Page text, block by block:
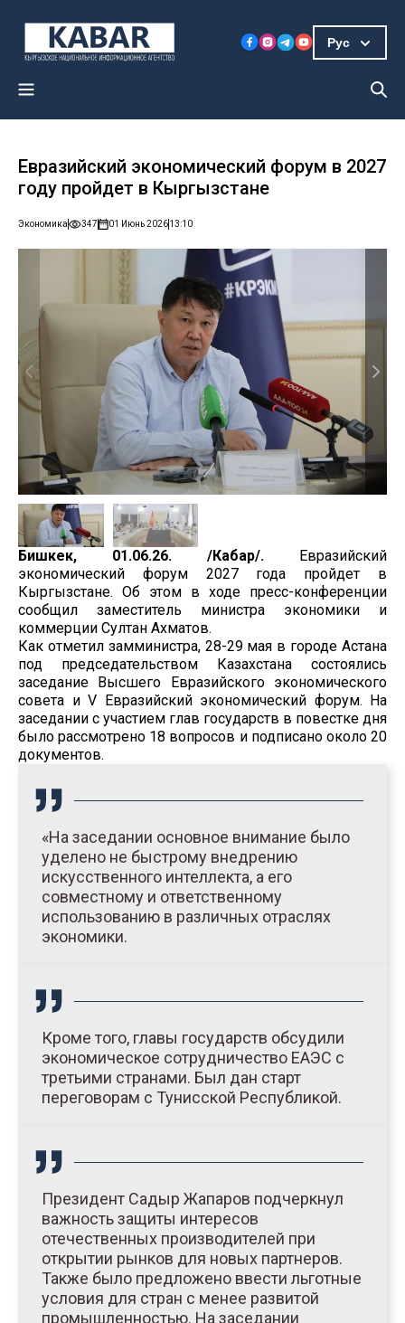
Рус
Евразийский экономический форум в 2027
году пройдет в Кыргызстане
Экономика 347 01 Июнь 202613:10
Бишкек, 01.06.26. /Кабар/. Евразийский
экономический форум 2027 года пройдет в
Кыргызстане. Об этом в ходе пресс-конференции
сообщил заместитель министра экономики и
коммерции Султан Ахматов.
Как отметил замминистра, 28-29 мая в городе Астана
под председательством Казахстана состоялись
заседание Высшего Евразийского экономического
совета и V Евразийский экономический форум. На
заседании с участием глав государств в повестке дня
было рассмотрено 18 вопросов и подписано около 20
документов.
«На заседании основное внимание было
уделено не быстрому внедрению
искусственного интеллекта, а его
совместному и ответственному
использованию в различных отраслях
экономики.
Кроме того, главы государств обсудили
экономическое сотрудничество ЕАЭС с
третьими странами. Был дан старт
переговорам с Тунисской Республикой.
Президент Садыр Жапаров подчеркнул
важность защиты интересов
отечественных производителей при
открытии рынков для новых партнеров.
Также было предложено ввести льготные
условия для стран с менее развитой
промышленностью. На заседании